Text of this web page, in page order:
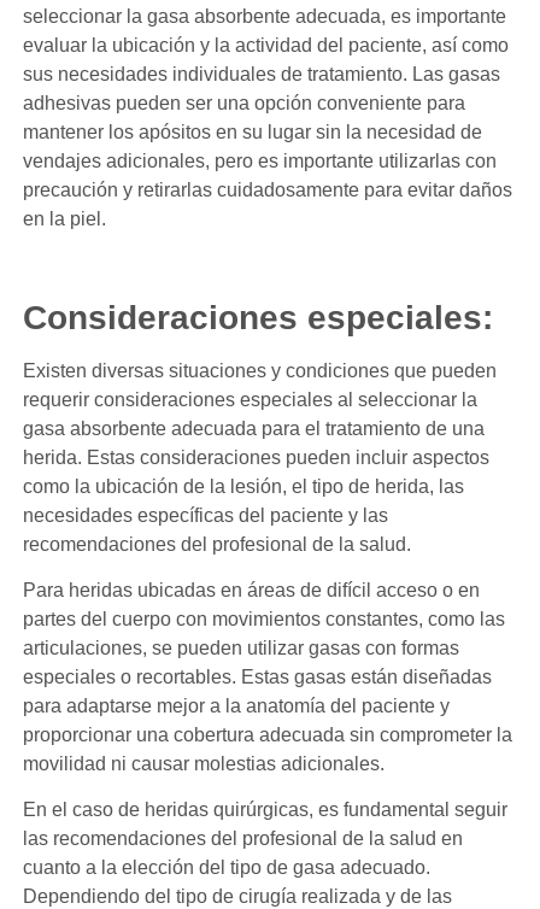
seleccionar la gasa absorbente adecuada, es importante
evaluar la ubicación y la actividad del paciente, así como
sus necesidades individuales de tratamiento. Las gasas
adhesivas pueden ser una opción conveniente para
mantener los apósitos en su lugar sin la necesidad de
vendajes adicionales, pero es importante utilizarlas con
precaución y retirarlas cuidadosamente para evitar daños
en la piel.
Consideraciones especiales:
Existen diversas situaciones y condiciones que pueden
requerir consideraciones especiales al seleccionar la
gasa absorbente adecuada para el tratamiento de una
herida. Estas consideraciones pueden incluir aspectos
como la ubicación de la lesión, el tipo de herida, las
necesidades específicas del paciente y las
recomendaciones del profesional de la salud.
Para heridas ubicadas en áreas de difícil acceso o en
partes del cuerpo con movimientos constantes, como las
articulaciones, se pueden utilizar gasas con formas
especiales o recortables. Estas gasas están diseñadas
para adaptarse mejor a la anatomía del paciente y
proporcionar una cobertura adecuada sin comprometer la
movilidad ni causar molestias adicionales.
En el caso de heridas quirúrgicas, es fundamental seguir
las recomendaciones del profesional de la salud en
cuanto a la elección del tipo de gasa adecuado.
Dependiendo del tipo de cirugía realizada y de las